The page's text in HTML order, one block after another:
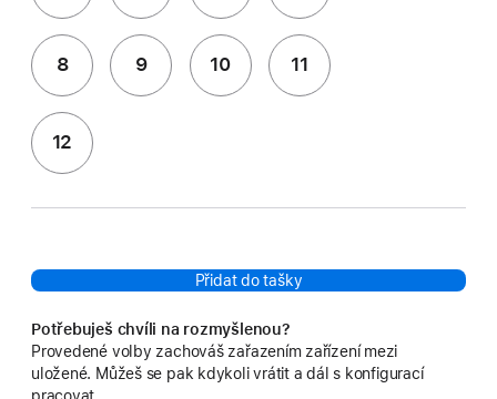
8 9 10 11
12
Přidat do tašky
Potřebuješ chvíli na rozmyšlenou?
Provedené volby zachováš zařazením zařízení mezi
uložené. Můžeš se pak kdykoli vrátit a dál s konfigurací
pracovat.